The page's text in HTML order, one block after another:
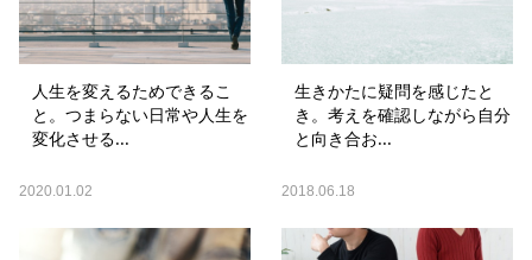
人生を変えるためできるこ
と。つまらない日常や人生を
変化させる...
2020.01.02
生きかたに疑問を感じたと
き。考えを確認しながら自分
と向き合お...
2018.06.18